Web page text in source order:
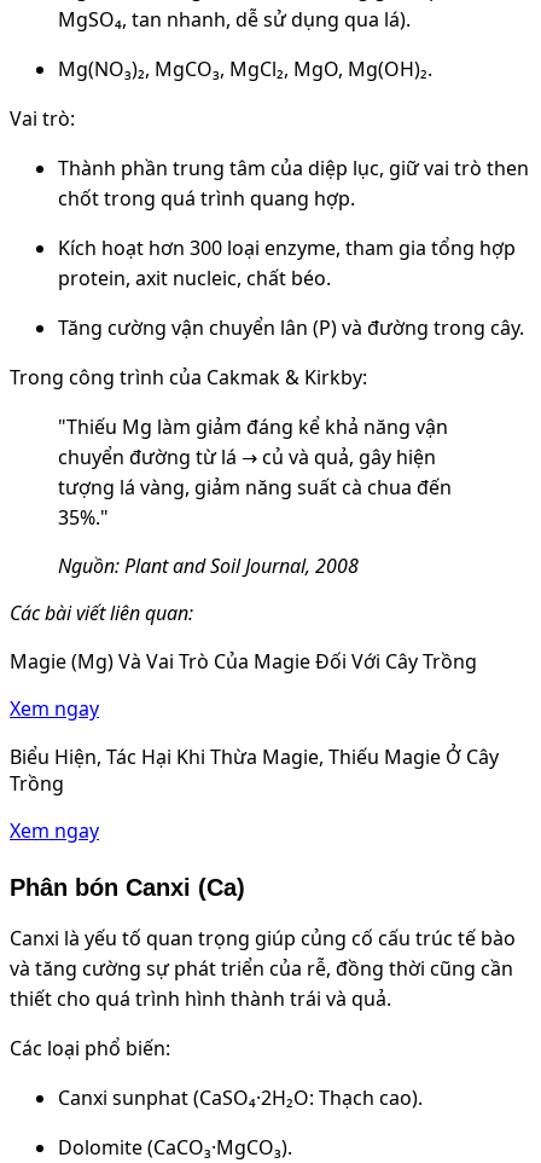
MgSO₄, tan nhanh, dễ sử dụng qua lá).
Mg(NO₃)₂, MgCO₃, MgCl₂, MgO, Mg(OH)₂.
Vai trò:
Thành phần trung tâm của diệp lục, giữ vai trò then
chốt trong quá trình quang hợp.
Kích hoạt hơn 300 loại enzyme, tham gia tổng hợp
protein, axit nucleic, chất béo.
Tăng cường vận chuyển lân (P) và đường trong cây.
Trong công trình của Cakmak & Kirkby:
"Thiếu Mg làm giảm đáng kể khả năng vận
chuyển đường từ lá → củ và quả, gây hiện
tượng lá vàng, giảm năng suất cà chua đến
35%."
Nguồn: Plant and Soil Journal, 2008
Các bài viết liên quan:
Magie (Mg) Và Vai Trò Của Magie Đối Với Cây Trồng
Xem ngay
Biểu Hiện, Tác Hại Khi Thừa Magie, Thiếu Magie Ở Cây
Trồng
Xem ngay
Phân bón Canxi (Ca)
Canxi là yếu tố quan trọng giúp củng cố cấu trúc tế bào
và tăng cường sự phát triển của rễ, đồng thời cũng cần
thiết cho quá trình hình thành trái và quả.
Các loại phổ biến:
Canxi sunphat (CaSO₄·2H₂O: Thạch cao).
Dolomite (CaCO₃·MgCO₃).